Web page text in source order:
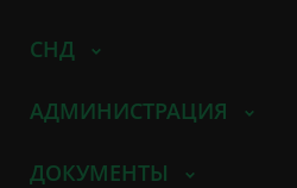
СНД
АДМИНИСТРАЦИЯ
ДОКУМЕНТЫ